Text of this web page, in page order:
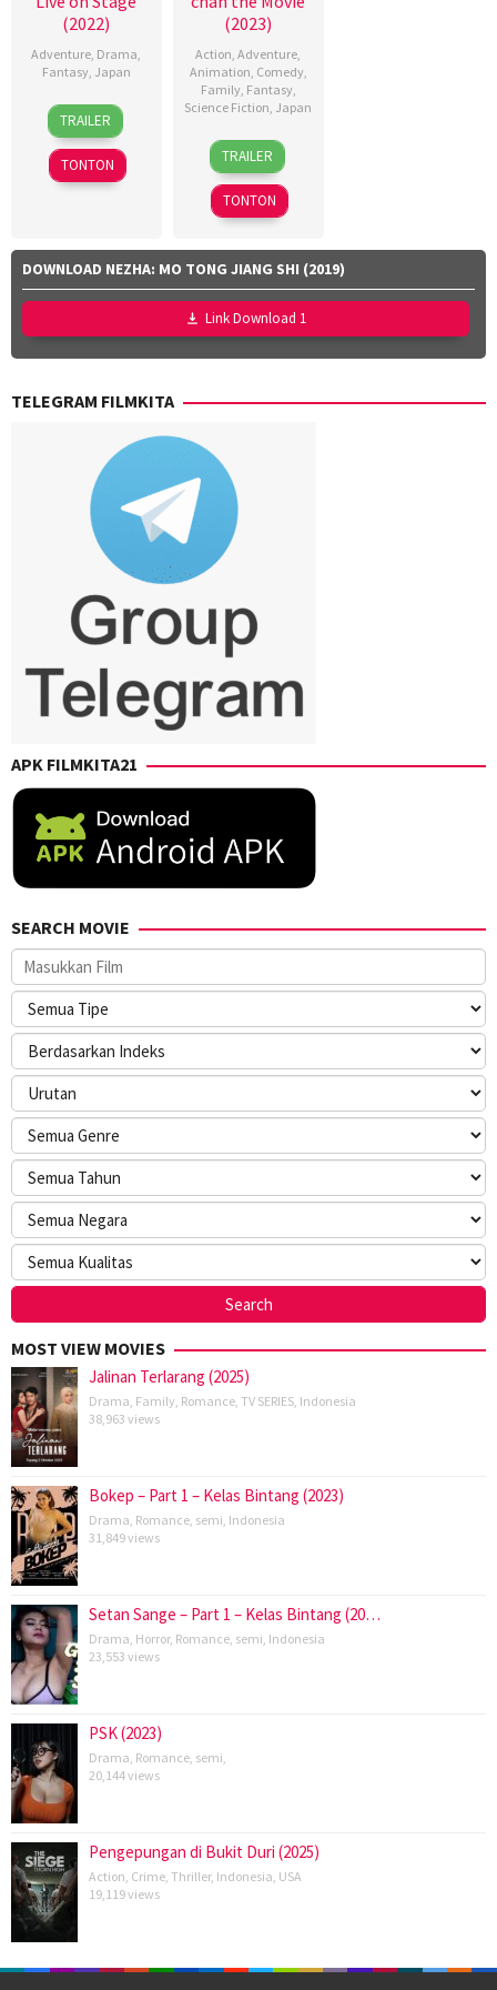
(2022)
Adventure, Drama,
Fantasy, Japan
23
Apr
2023
John
Caird,
Makoto
Nagai,
TRAILER
TONTON
(2023)
Action,Adventure,
Animation, Comedy,
Family, Fantasy,
Science Fiction, Japan
4
Aug
2023
Hitoshi
One
TRAILER
TONTON
DOWNLOAD NEZHA: MO TONG JIANG SHI (2019)
Link Download 1
TELEGRAM FILMKITA
APK FILMKITA21
SEARCH MOVIE
MOST VIEW MOVIES
Jalinan Terlarang (2025)
Drama Family Romance TV SERIES Indonesia
38,963 views
Bokep – Part 1 – Kelas Bintang (2023)
Drama Romance semi Indonesia
31,849 views
Setan Sange – Part 1 – Kelas Bintang (20…
Drama Horror, Romance semi Indonesia
23,553 views
PSK (2023)
Drama Romance semi
20,144 views
Pengepungan di Bukit Duri (2025)
Action Crime Thriller, Indonesia USA
19,119 views